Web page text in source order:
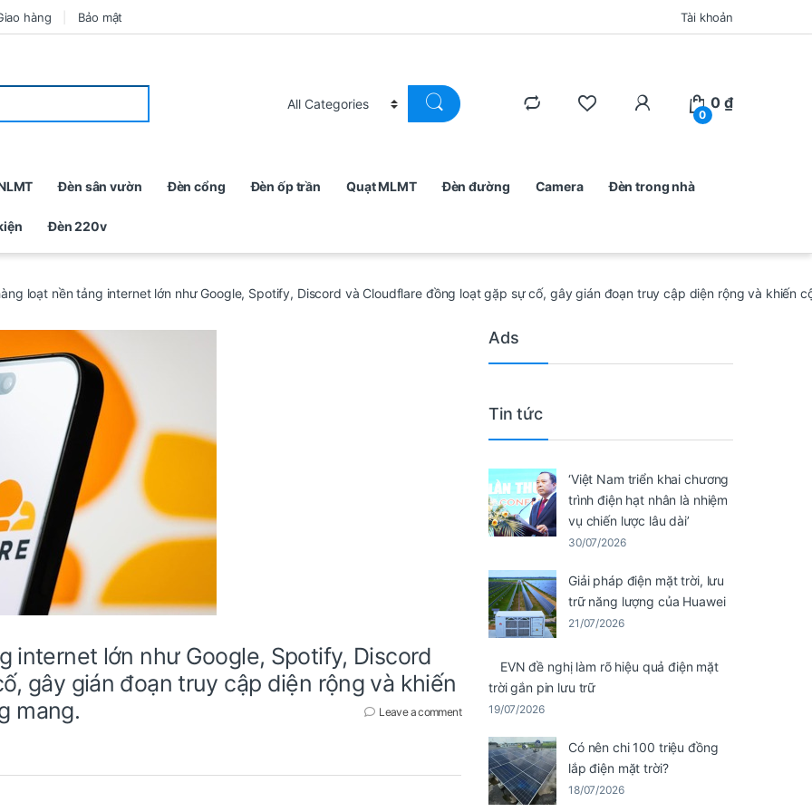
hàng Bảo mật Tài khoản
0
0₫
Đèn sân vườn Đèn cổng Đèn ốp trần Quạt MLMT Đèn đường Camera Đèn trong nhà
Đèn 220v
loạt nền tảng internet lớn như Google, Spotify, Discord và Cloudflare đồng loạt gặp sự cố, gây gián đoạn truy cập diện rộng và khiến
internet lớn như Google, Spotify, Discord
gây gián đoạn truy cập diện rộng và khiến
mang.
Leave a comment
Ads
Tin tức
‘Việt Nam triển khai chương
trình điện hạt nhân là nhiệm
vụ chiến lược lâu dài’
30/07/2026
Giải pháp điện mặt trời, lưu
trữ năng lượng của Huawei
21/07/2026
EVN đề nghị làm rõ hiệu quả điện mặt
trời gắn pin lưu trữ
19/07/2026
Có nên chi 100 triệu đồng
lắp điện mặt trời?
18/07/2026